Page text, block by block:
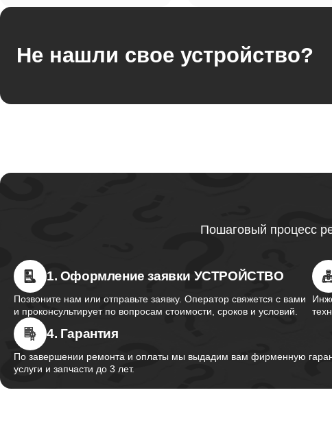
Не нашли свое устройство?
Пошаговый процесс
1. Оформление заявки УСТРОЙСТВО
Позвоните нам или отправьте заявку. Оператор свяжется с вами
и проконсультирует по вопросам стоимости, сроков и условий.
4. Гарантия
По завершении ремонта и оплаты мы выдадим вам фирменную
услуги и запчасти до 3 лет.